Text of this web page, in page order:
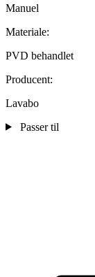
Manuel
Materiale:
PVD behandlet
Producent:
Lavabo
Passer til